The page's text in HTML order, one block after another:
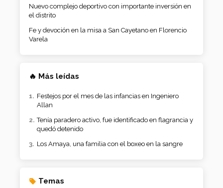
Nuevo complejo deportivo con importante inversión en
el distrito
Fe y devoción en la misa a San Cayetano en Florencio
Varela
🔥 Más leídas
Festejos por el mes de las infancias en Ingeniero
Allan
Tenía paradero activo, fue identificado en flagrancia y
quedó detenido
Los Amaya, una familia con el boxeo en la sangre
Temas